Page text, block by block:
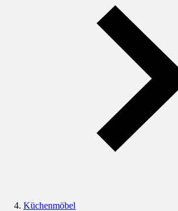
Küchenmöbel